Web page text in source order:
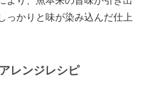
っかりと味が染み込んだ仕上
レンジレシピ